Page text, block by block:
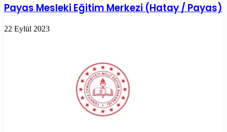
Payas Mesleki Eğitim Merkezi (Hatay / Payas)
22 Eylül 2023